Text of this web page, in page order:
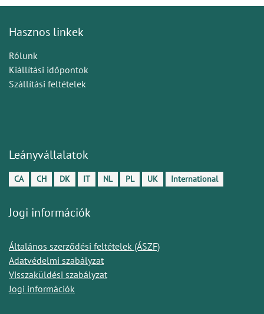
Hasznos linkek
Rólunk
Kiállítási időpontok
Szállítási feltételek
Leányvállalatok
CA CH DK IT NL PL UK International
Jogi információk
Általános szerződési feltételek (ÁSZF)
Adatvédelmi szabályzat
Visszaküldési szabályzat
Jogi információk